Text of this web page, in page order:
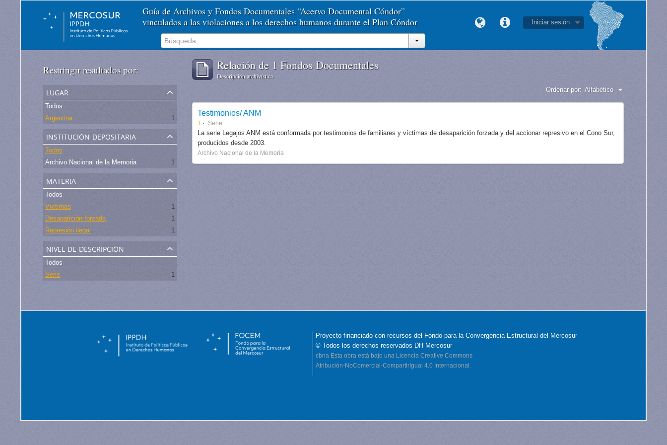
Guía de Archivos y Fondos Documentales “Acervo Documental Cóndor”
vinculados a las violaciones a los derechos humanos durante el Plan Cóndor
Iniciar sesión
Restringir resultados por:
lugar
Todos
Argentina
1
institución depositaria
Todos
Archivo Nacional de la Memoria
1
materia
Todos
Víctimas
1
Desaparición forzada
1
Represión ilegal
1
nivel de descripción
Todos
Serie
1
Relación de 1 Fondos Documentales
Descripción archivística
Ordenar por: Alfabético
Testimonios/ ANM
T Serie
La serie Legajos ANM está conformada por testimonios de familiares y víctimas de desaparición forzada y del accionar represivo en el Cono Sur,
producidos desde 2003.
Archivo Nacional de la Memoria
Proyecto financiado con recursos del Fondo para la Convergencia Estructural del Mercosur
© Todos los derechos reservados DH Mercosur
cbna Esta obra está bajo una Licencia Creative Commons
Atribución-NoComercial-CompartirIgual 4.0 Internacional.